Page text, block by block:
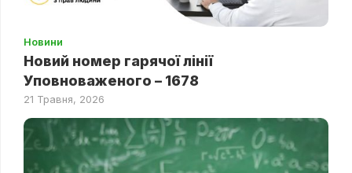
Новини
Новий номер гарячої лінії
Уповноваженого – 1678
21 Травня, 2026